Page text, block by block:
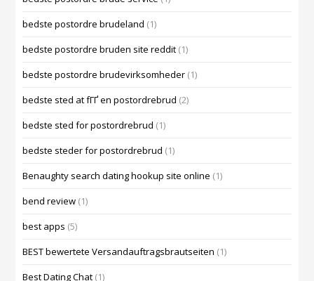
bedste postordre brudeland (1)
bedste postordre bruden site reddit (1)
bedste postordre brudevirksomheder (1)
bedste sted at fГҐ en postordrebrud (2)
bedste sted for postordrebrud (1)
bedste steder for postordrebrud (1)
Benaughty search dating hookup site online (1)
bend review (1)
best apps (5)
BEST bewertete Versandauftragsbrautseiten (1)
Best Dating Chat (1)